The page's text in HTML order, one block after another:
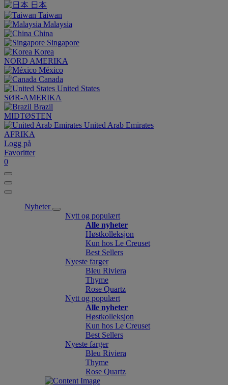
日本
Taiwan
Malaysia
China
Singapore
Korea
NORD AMERIKA
México
Canada
United States
SØR-AMERIKA
Brazil
MIDTØSTEN
United Arab Emirates
AFRIKA
Logg på
Favoritter
0
Nyheter
Nytt og populært
Alle nyheter
Høstkolleksjon
Kun hos Le Creuset
Best Sellers
Nyeste farger
Bleu Riviera
Thyme
Rose Quartz
Nytt og populært
Alle nyheter
Høstkolleksjon
Kun hos Le Creuset
Best Sellers
Nyeste farger
Bleu Riviera
Thyme
Rose Quartz